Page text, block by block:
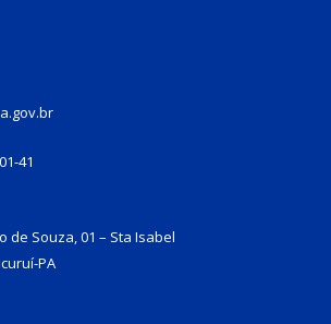
41
de Souza, 01 – Sta Isabel
PA